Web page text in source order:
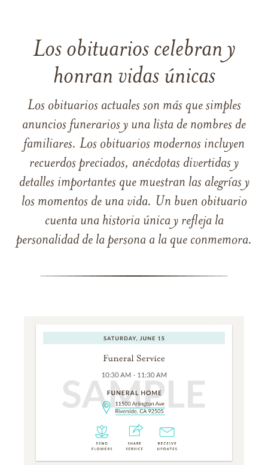
Los obituarios celebran y
honran vidas únicas
Los obituarios actuales son más que simples
anuncios funerarios y una lista de nombres de
familiares. Los obituarios modernos incluyen
recuerdos preciados, anécdotas divertidas y
detalles importantes que muestran las alegrías y
los momentos de una vida. Un buen obituario
cuenta una historia única y refleja la
personalidad de la persona a la que conmemora.